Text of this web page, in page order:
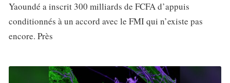
Yaoundé a inscrit 300 milliards de FCFA d’appuis
conditionnés à un accord avec le FMI qui n’existe pas
encore. Près